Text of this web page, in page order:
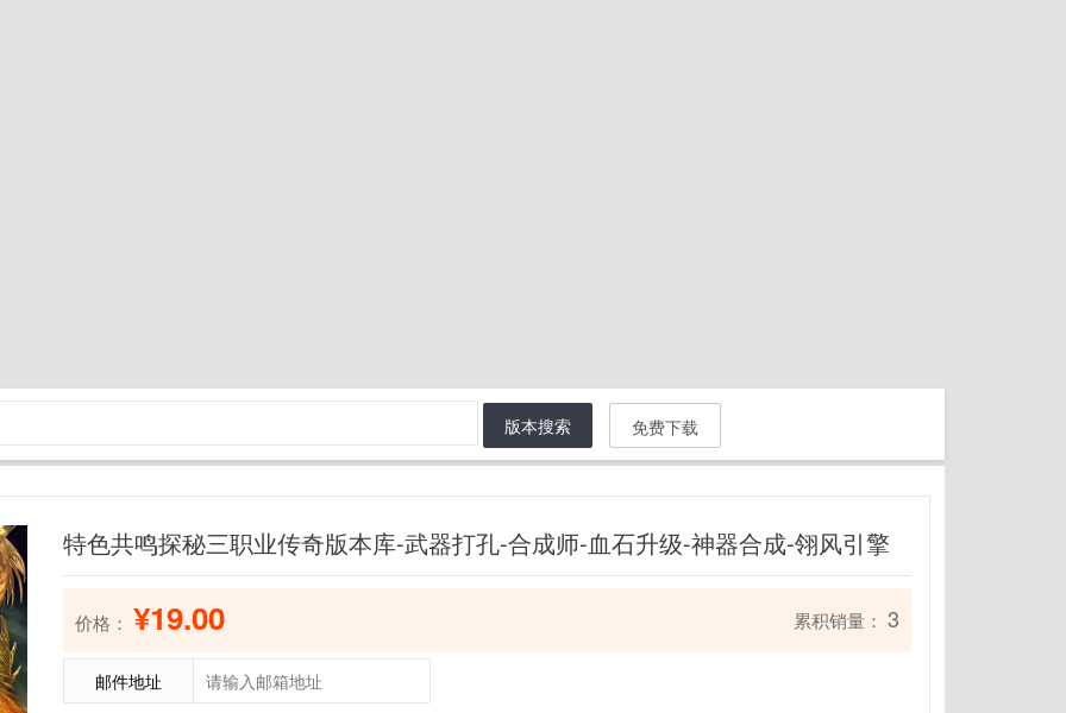
版本搜索 免费下载
特色共鸣探秘三职业传奇版本库-武器打孔-合成师-血石升级-神器合成-翎风引擎
价格： ¥19.00 累积销量： 3
邮件地址